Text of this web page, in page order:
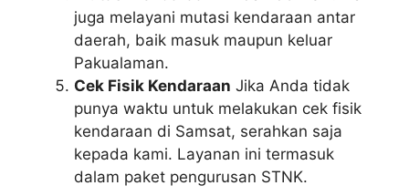
juga melayani mutasi kendaraan antar
daerah, baik masuk maupun keluar
Pakualaman.
Cek Fisik Kendaraan Jika Anda tidak
punya waktu untuk melakukan cek fisik
kendaraan di Samsat, serahkan saja
kepada kami. Layanan ini termasuk
dalam paket pengurusan STNK.